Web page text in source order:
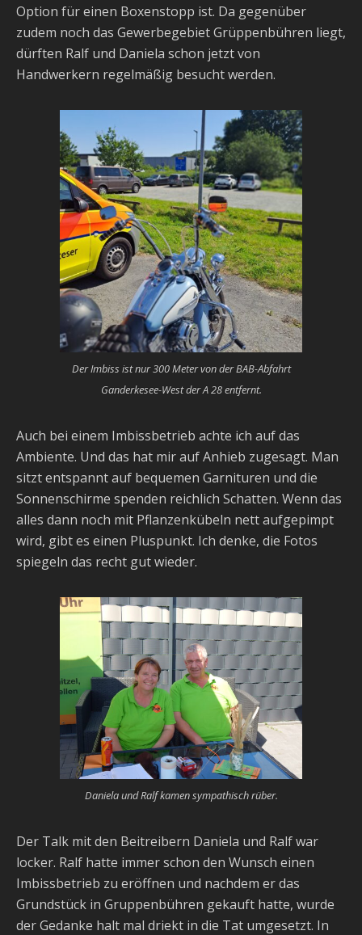
Option für einen Boxenstopp ist. Da gegenüber
zudem noch das Gewerbegebiet Grüppenbühren liegt,
dürften Ralf und Daniela schon jetzt von
Handwerkern regelmäßig besucht werden.
Der Imbiss ist nur 300 Meter von der BAB-Abfahrt
Ganderkesee-West der A 28 entfernt.
Auch bei einem Imbissbetrieb achte ich auf das
Ambiente. Und das hat mir auf Anhieb zugesagt. Man
sitzt entspannt auf bequemen Garnituren und die
Sonnenschirme spenden reichlich Schatten. Wenn das
alles dann noch mit Pflanzenkübeln nett aufgepimpt
wird, gibt es einen Pluspunkt. Ich denke, die Fotos
spiegeln das recht gut wieder.
Daniela und Ralf kamen sympathisch rüber.
Der Talk mit den Beitreibern Daniela und Ralf war
locker. Ralf hatte immer schon den Wunsch einen
Imbissbetrieb zu eröffnen und nachdem er das
Grundstück in Gruppenbühren gekauft hatte, wurde
der Gedanke halt mal driekt in die Tat umgesetzt. In